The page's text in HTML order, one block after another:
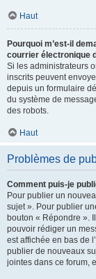
Haut
Pourquoi m’est-il
courrier électronique
Si les administrateurs
inscrits peuvent
depuis un formulaire
du système de
des robots.
Haut
Problèmes de
Comment puis-je
Pour publier un
sujet ». Pour publier
bouton « Répondre ».
pouvoir rédiger un
est affichée en bas de
publier de nouveaux
jointes dans ce forum,